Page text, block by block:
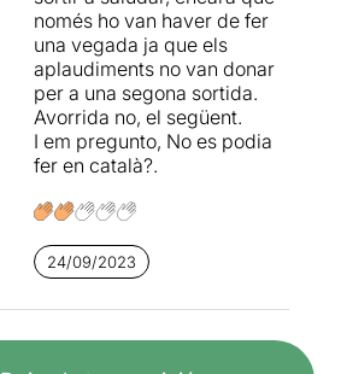
només ho van haver de fer
una vegada ja que els
aplaudiments no van donar
per a una segona sortida.
Avorrida no, el següent.
I em pregunto, No es podia
fer en català?.
24/09/2023